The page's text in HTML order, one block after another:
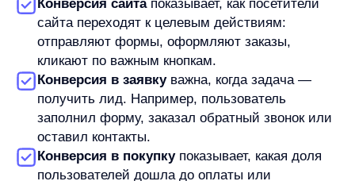
Такое разделение важно для анализа. Если
смотреть только на количество заявок, можно
не увидеть, сколько людей было в начале пути.
А если считать конверсию, становится видно,
какая часть потока дошла до нужного шага.
Зачем бизнесу отслеживать
конверсию
Конверсия помогает анализировать, как